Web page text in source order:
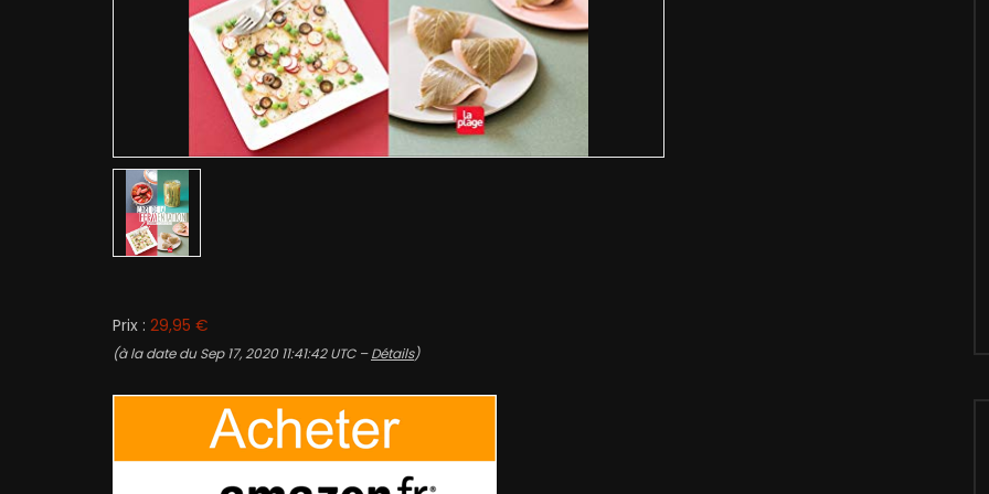
Prix : 29,95 €
(à la date du Sep 17, 2020 11:41:42 UTC –Détails)